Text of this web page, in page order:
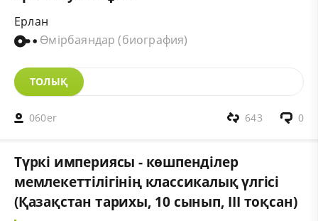
Ерлан
Өмірбаяндар (биография)
ТОЛЫҚ
060er 0
643
Түркі империясы - көшпенділер
мемлекеттілігінің классикалық үлгісі
(Қазақстан тарихы, 10 сынып, ІІІ тоқсан)